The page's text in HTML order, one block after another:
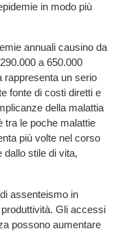
in modo più
annuali causino da
a 650.000
rappresenta un serio
fonte di costi diretti e
della malattia
tra le poche malattie
più volte nel corso
dallo stile di vita,
assenteismo in
Gli accessi
possono aumentare